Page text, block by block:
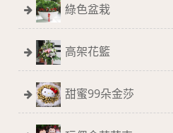
綠色盆栽
高架花籃
甜蜜99朵金莎